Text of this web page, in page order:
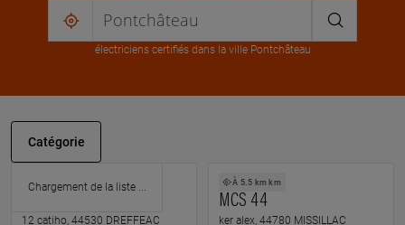
me
localiserélectricienscertifiésdans la ville Pontchâteau
Catégorie
À 4.2 km km
12 catiho, 44530 DREFFEAC
À 5.5 km km
MCS 44
ker alex, 44780 MISSILLAC